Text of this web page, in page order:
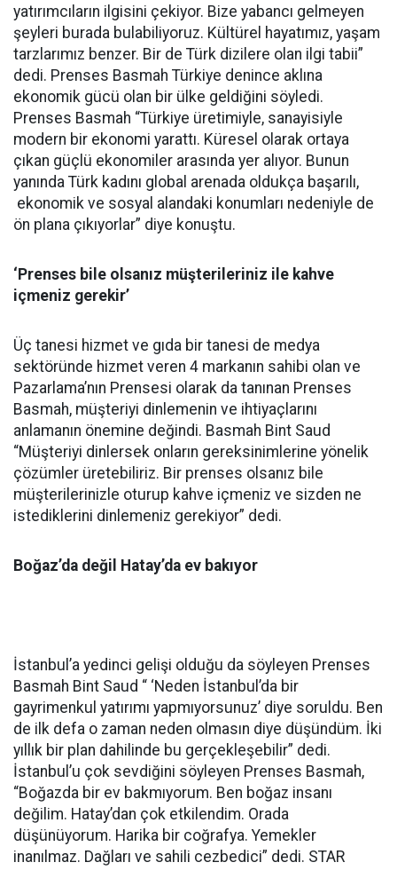
yatırımcıların ilgisini çekiyor. Bize yabancı gelmeyen
şeyleri burada bulabiliyoruz. Kültürel hayatımız, yaşam
tarzlarımız benzer. Bir de Türk dizilere olan ilgi tabii”
dedi. Prenses Basmah Türkiye denince aklına
ekonomik gücü olan bir ülke geldiğini söyledi.
Prenses Basmah “Türkiye üretimiyle, sanayisiyle
modern bir ekonomi yarattı. Küresel olarak ortaya
çıkan güçlü ekonomiler arasında yer alıyor. Bunun
yanında Türk kadını global arenada oldukça başarılı,
ekonomik ve sosyal alandaki konumları nedeniyle de
ön plana çıkıyorlar” diye konuştu.
‘Prenses bile olsanız müşterileriniz ile kahve
içmeniz gerekir’
Üç tanesi hizmet ve gıda bir tanesi de medya
sektöründe hizmet veren 4 markanın sahibi olan ve
Pazarlama’nın Prensesi olarak da tanınan Prenses
Basmah, müşteriyi dinlemenin ve ihtiyaçlarını
anlamanın önemine değindi. Basmah Bint Saud
“Müşteriyi dinlersek onların gereksinimlerine yönelik
çözümler üretebiliriz. Bir prenses olsanız bile
müşterilerinizle oturup kahve içmeniz ve sizden ne
istediklerini dinlemeniz gerekiyor” dedi.
Boğaz’da değil Hatay’da ev bakıyor
İstanbul’a yedinci gelişi olduğu da söyleyen Prenses
Basmah Bint Saud “ ‘Neden İstanbul’da bir
gayrimenkul yatırımı yapmıyorsunuz’ diye soruldu. Ben
de ilk defa o zaman neden olmasın diye düşündüm. İki
yıllık bir plan dahilinde bu gerçekleşebilir” dedi.
İstanbul’u çok sevdiğini söyleyen Prenses Basmah,
“Boğazda bir ev bakmıyorum. Ben boğaz insanı
değilim. Hatay’dan çok etkilendim. Orada
düşünüyorum. Harika bir coğrafya. Yemekler
inanılmaz. Dağları ve sahili cezbedici” dedi. STAR